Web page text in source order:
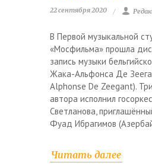
22 сентября 2020
В Первой музыкальной
«Мосфильма» прошла
запись музыки
Жака-Альфонса Де
Alphonse De Zeegant).
автора исполнил
Светланова,
Фуад Ибрагимов
Читать далее